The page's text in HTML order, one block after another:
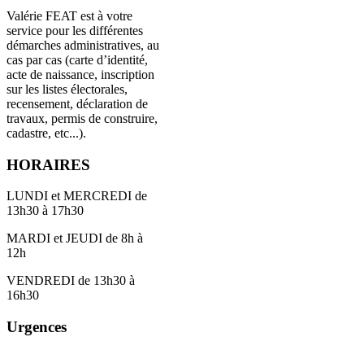
Valérie FEAT est à votre
service pour les différentes
démarches administratives, au
cas par cas (carte d’identité,
acte de naissance, inscription
sur les listes électorales,
recensement, déclaration de
travaux, permis de construire,
cadastre, etc...).
HORAIRES
LUNDI et MERCREDI de
13h30 à 17h30
MARDI et JEUDI de 8h à
12h
VENDREDI de 13h30 à
16h30
Urgences